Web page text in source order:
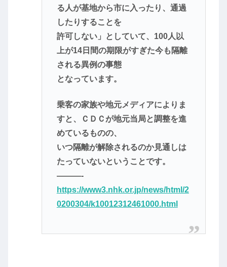
る人が基地から市に入ったり、通過
したりすることを
許可しない」としていて、100人以
上が14日間の期限がすぎた今も隔離
される異例の事態
となっています。
乗客の家族や地元メディアによりま
すと、ＣＤＣが地元当局と調整を進
めているものの、
いつ隔離が解除されるのか見通しは
たっていないということです。
———-
https://www3.nhk.or.jp/news/html/2
0200304/k10012312461000.html